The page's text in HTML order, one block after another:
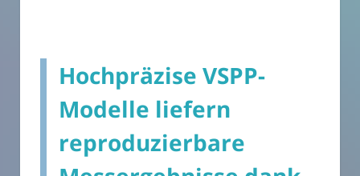
Hochpräzise VSPP-
Modelle liefern
reproduzierbare